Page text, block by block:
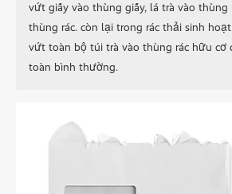
vứt giấy vào thùng giấy, lá trà vào thùng
thùng rác. còn lại trong rác thải sinh
vứt toàn bộ túi trà vào thùng rác hữu cơ
toàn bình thường.